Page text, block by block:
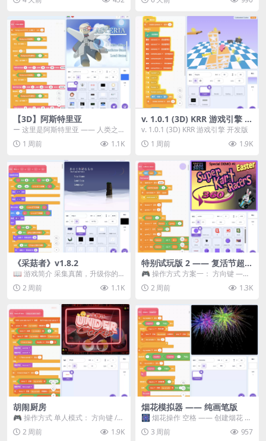
【3D】阿斯特里亚
ー 这里是阿斯特里亚 —— 人类之
罪与未来希望交汇之地 📖 游戏简
介 《阿斯特里...
1 周前 1.1K
v. 1.0.1 (3D) KRR 游戏引擎 开
发版
v. 1.0.1 (3D) KRR 游戏引擎 开发版
1 周前
1.9K
《采菇者》v1.8.2
📖 游戏简介 采集真菌，升级你的
机体，并前往未知领域探索。 这是
一款静谧的探索冒...
2 周前 1.1K
特别试玩版 2 —— 复活节超级
卡丁车赛
🎮 操作方式 方案一： 方向键 ——
移动 Z —— 跳跃 / 漂移 方案二： ...
2 周前 1.3K
胡闹厨房
🎮 操作方式 单人模式： 方向键 /
WASD —— 移动 Z / K —— 抓...
2 周前 1.9K
烟花模拟器 —— 纯画笔版
🎆 烟花操作 空格 —— 创建烟花 1
~ 3 —— 切换烟花类型 普通烟花
嘶...3 周前 957